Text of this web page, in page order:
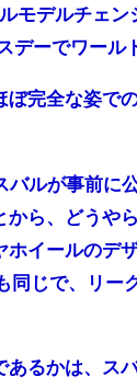
モデルチェ
デーでワール
完全な姿で
バルが事前に
ら、どうや
イールのデ
同じで、リ
あるかは、ス